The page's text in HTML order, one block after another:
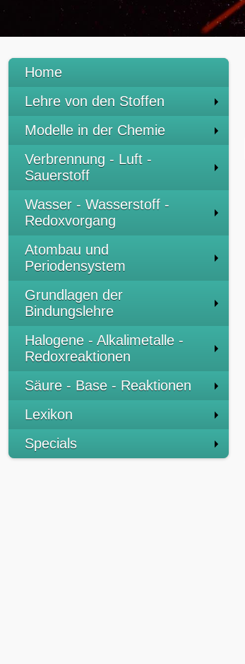
Home
Lehre von den Stoffen
Modelle in der Chemie
Verbrennung - Luft -
Sauerstoff
Wasser - Wasserstoff -
Redoxvorgang
Atombau und
Periodensystem
Grundlagen der
Bindungslehre
Halogene - Alkalimetalle -
Redoxreaktionen
Säure - Base - Reaktionen
Lexikon
Specials